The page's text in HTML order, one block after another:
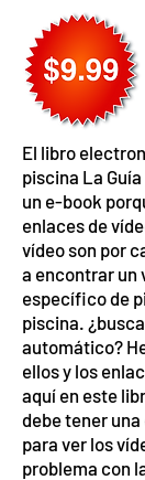
El libro
piscina La
un e-book
enlaces de
vídeo son por
a encontrar un
específico de
piscina.
automático?
ellos y los
aquí en este
debe tener
para ver los
problema con